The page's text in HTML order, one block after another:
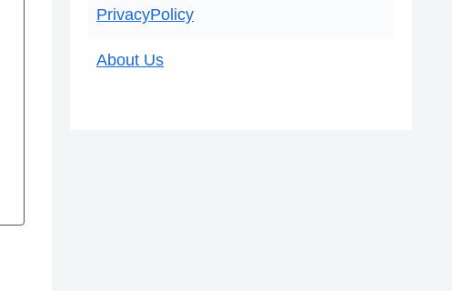
PrivacyPolicy
About Us